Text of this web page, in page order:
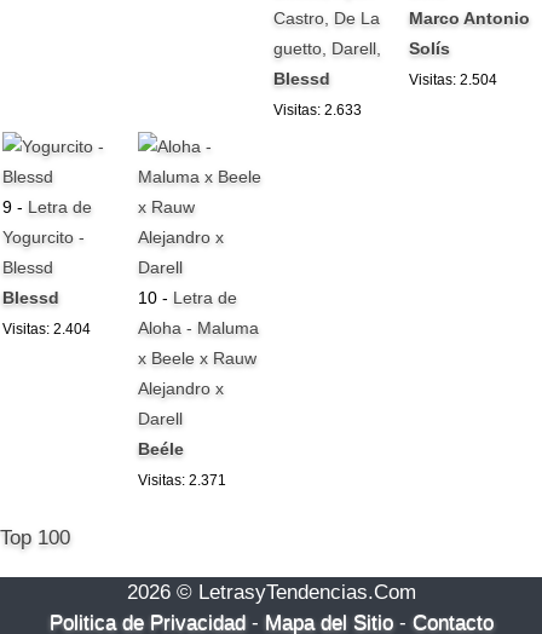
Castro, De La
guetto, Darell,
Blessd
Visitas: 2.633
Marco Antonio
Solís
Visitas: 2.504
9 - Letra de
Yogurcito -
Blessd
Blessd
Visitas: 2.404
10 - Letra de
Aloha - Maluma
x Beele x Rauw
Alejandro x
Darell
Beéle
Visitas: 2.371
Top 100
2026 © LetrasyTendencias.Com
Politica de Privacidad- Mapa del Sitio- Contacto